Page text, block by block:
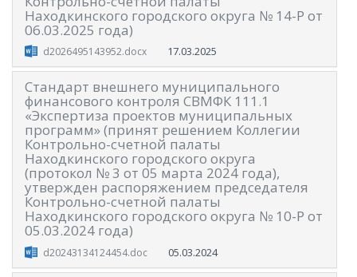
Находкинского городского округа № 14-Р от
06.03.2025 года)
d2026495143952.docx 17.03.2025
Стандарт внешнего муниципального
финансового контроля СВМФК 111.1
«Экспертиза проектов муниципальных
программ» (принят решением Коллегии
Контрольно-счетной палаты
Находкинского городского округа
(протокол № 3 от 05 марта 2024 года),
утвержден распоряжением председателя
Контрольно-счетной палаты
Находкинского городского округа № 10-Р от
05.03.2024 года)
d20243134124454.doc 05.03.2024